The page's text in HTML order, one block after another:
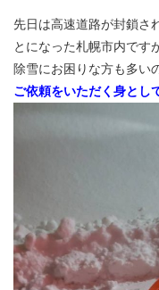
先日は高速道路が封鎖さ
とになった札幌市内です
除雪にお困りな方も多い
ご依頼をいただく身とし